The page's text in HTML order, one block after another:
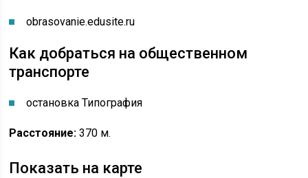
obrasovanie.edusite.ru
Как добраться на общественном
транспорте
остановка Типография
Расстояние: 370 м.
Показать на карте